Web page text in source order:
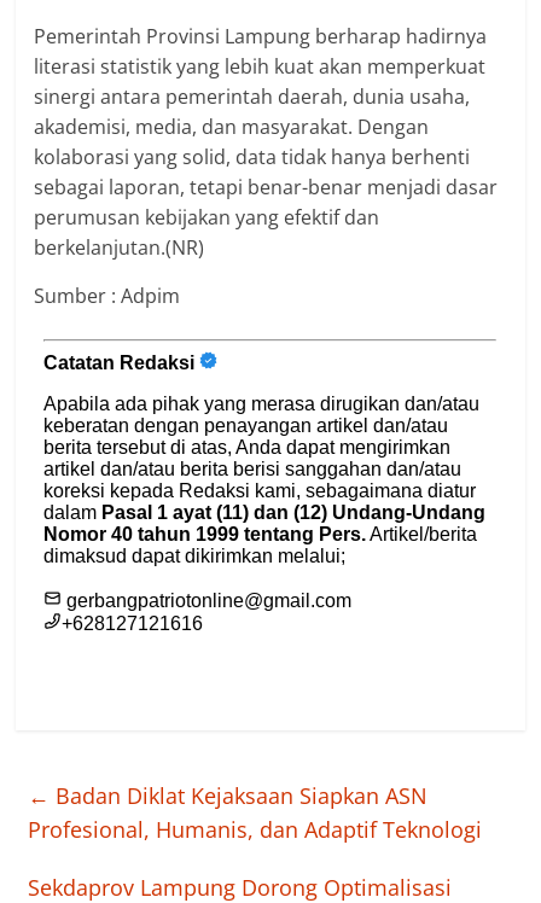
Pemerintah Provinsi Lampung berharap hadirnya
literasi statistik yang lebih kuat akan memperkuat
sinergi antara pemerintah daerah, dunia usaha,
akademisi, media, dan masyarakat. Dengan
kolaborasi yang solid, data tidak hanya berhenti
sebagai laporan, tetapi benar-benar menjadi dasar
perumusan kebijakan yang efektif dan
berkelanjutan.(NR)
Sumber : Adpim
← Badan Diklat Kejaksaan Siapkan ASN
Profesional, Humanis, dan Adaptif Teknologi
Sekdaprov Lampung Dorong Optimalisasi